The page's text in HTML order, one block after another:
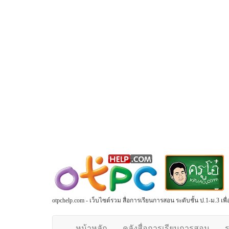
otpchelp.com - เว็บไซต์รวม สื่อการเรียนการสอน ระดับชั้น ป.1-ม.3 เ